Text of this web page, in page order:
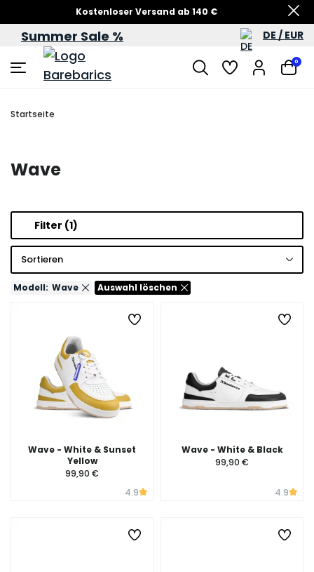
Kostenloser Versand ab 140 €
Sommersale – bis zu 60 %
Summer Sale % DE / EUR
0
Startseite
Wave
Filter (1)
Sortieren
Modell: Wave Auswahl löschen
Wave - White & Sunset
Yellow
99,90 €
4.9
Wave - White & Black
99,90 €
4.9